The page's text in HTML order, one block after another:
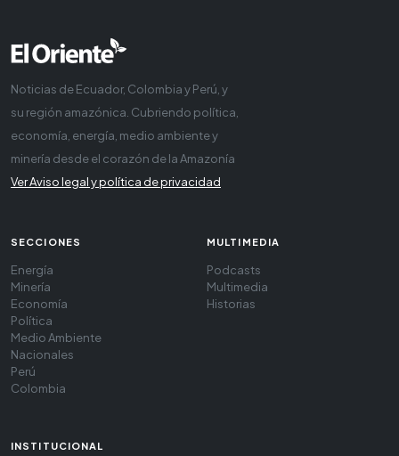
Noticias de Ecuador, Colombia y Perú, y
su región amazónica. Cubriendo política,
economía, energía, medio ambiente y
minería desde el corazón de la Amazonía
Ver Aviso legal y política de privacidad
SECCIONES
Energía
Minería
Economía
Política
Medio Ambiente
Nacionales
Perú
Colombia
MULTIMEDIA
Podcasts
Multimedia
Historias
INSTITUCIONAL